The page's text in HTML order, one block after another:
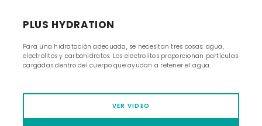
PLUS HYDRATION
Para una hidratación adecuada, se necesitan tres cosas: agua,
electrolitos y carbohidratos. Los electrolitos proporcionan partículas
cargadas dentro del cuerpo que ayudan a retener el agua.
VER VIDEO